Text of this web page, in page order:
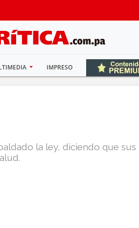
IMPRESO
la ley, diciendo que sus